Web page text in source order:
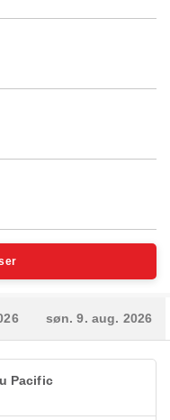
søn. 9. aug. 2026
Pacific